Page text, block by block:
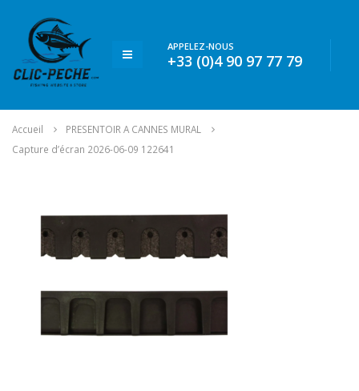
APPELEZ-NOUS
+33 (0)4 90 97 77 79
Accueil
PRESENTOIR A CANNES MURAL
Capture d’écran 2026-06-09 122641